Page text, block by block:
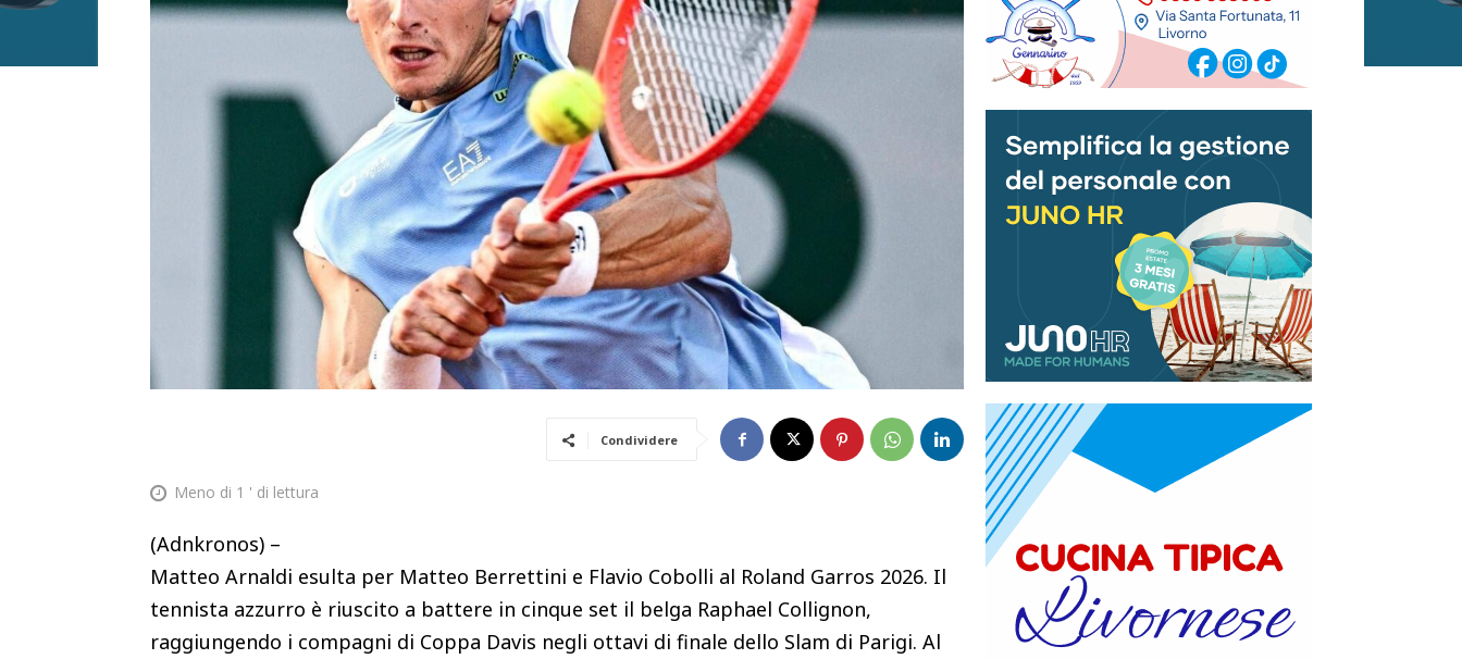
Condividere
Meno di 1 ' di lettura
(Adnkronos) –
Matteo Arnaldi esulta per Matteo Berrettini e Flavio Cobolli al Roland Garros 2026. Il
tennista azzurro è riuscito a battere in cinque set il belga Raphael Collignon,
raggiungendo i compagni di Coppa Davis negli ottavi di finale dello Slam di Parigi. Al